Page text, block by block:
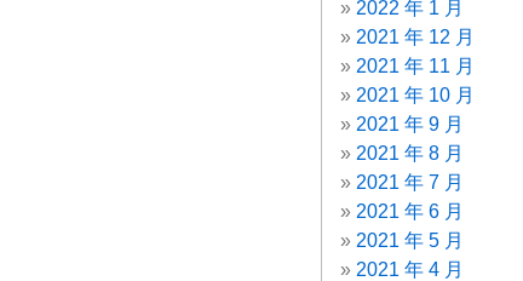
2022 年 1 月
2021 年 12 月
2021 年 11 月
2021 年 10 月
2021 年 9 月
2021 年 8 月
2021 年 7 月
2021 年 6 月
2021 年 5 月
2021 年 4 月